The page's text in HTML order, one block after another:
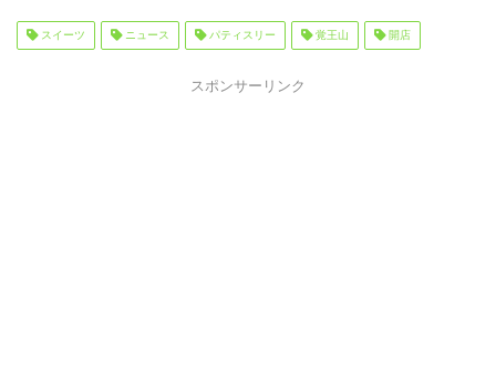
スイーツ ニュース パティスリー 覚王山 開店
スポンサーリンク